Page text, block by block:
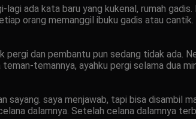
ada kata baru yang kukenal, rumah
orang memanggil ibuku gadis atau
pergi dan pembantu pun sedang tidak ada.
temannya, ayahku pergi selama dua
sayang. saya menjawab, tapi bisa disambil
dalamnya. Setelah celana dalamnya